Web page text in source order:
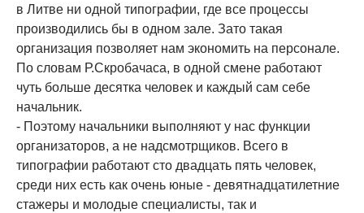
в Литве ни одной типографии, где все процессы
производились бы в одном зале. Зато такая
организация позволяет нам экономить на персонале.
По словам Р.Скробачаса, в одной смене работают
чуть больше десятка человек и каждый сам себе
начальник.
- Поэтому начальники выполняют у нас функции
организаторов, а не надсмотрщиков. Всего в
типографии работают сто двадцать пять человек,
среди них есть как очень юные - девятнадцатилетние
стажеры и молодые специалисты, так и